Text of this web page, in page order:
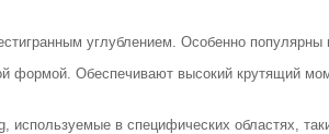
углублением. Особенно
формой. Обеспечивают высокий крутящий
в специфических областях,